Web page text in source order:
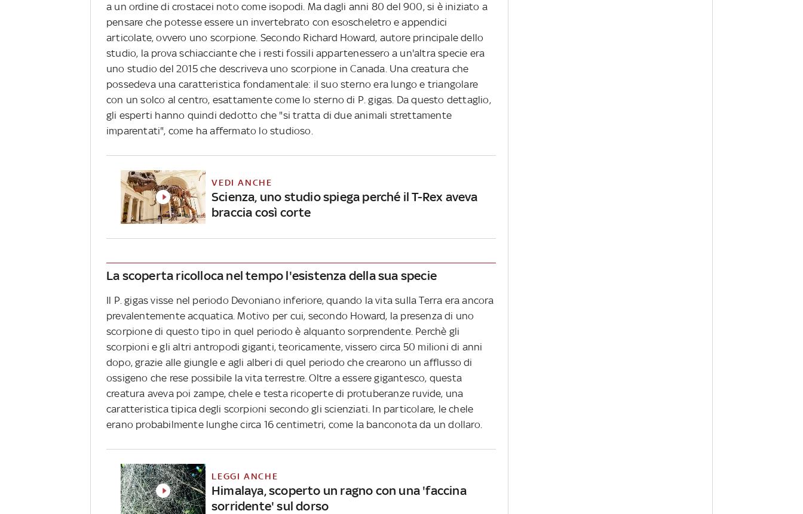
a un ordine di crostacei noto come isopodi. Ma dagli anni 80 del 900, si è iniziato a
pensare che potesse essere un invertebrato con esoscheletro e appendici
articolate, ovvero uno scorpione. Secondo Richard Howard, autore principale dello
studio, la prova schiacciante che i resti fossili appartenessero a un'altra specie era
uno studio del 2015 che descriveva uno scorpione in Canada. Una creatura che
possedeva una caratteristica fondamentale: il suo sterno era lungo e triangolare
con un solco al centro, esattamente come lo sterno di P. gigas. Da questo dettaglio,
gli esperti hanno quindi dedotto che "si tratta di due animali strettamente
imparentati", come ha affermato lo studioso.
VEDI ANCHE
Scienza, uno studio spiega perché il T-Rex aveva
braccia così corte
La scoperta ricolloca nel tempo l'esistenza della sua specie
Il P. gigas visse nel periodo Devoniano inferiore, quando la vita sulla Terra era ancora
prevalentemente acquatica. Motivo per cui, secondo Howard, la presenza di uno
scorpione di questo tipo in quel periodo è alquanto sorprendente. Perchè gli
scorpioni e gli altri antropodi giganti, teoricamente, vissero circa 50 milioni di anni
dopo, grazie alle giungle e agli alberi di quel periodo che crearono un afflusso di
ossigeno che rese possibile la vita terrestre. Oltre a essere gigantesco, questa
creatura aveva poi zampe, chele e testa ricoperte di protuberanze ruvide, una
caratteristica tipica degli scorpioni secondo gli scienziati. In particolare, le chele
erano probabilmente lunghe circa 16 centimetri, come la banconota da un dollaro.
LEGGI ANCHE
Himalaya, scoperto un ragno con una 'faccina
sorridente' sul dorso